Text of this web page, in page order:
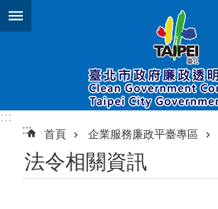
跳到主要內容區塊
:::
:::
首頁 企業服務廉政平臺專區
法令相關資訊